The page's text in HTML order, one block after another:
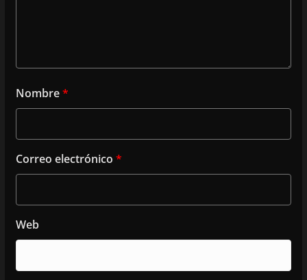
Nombre*
Correo electrónico *
Web